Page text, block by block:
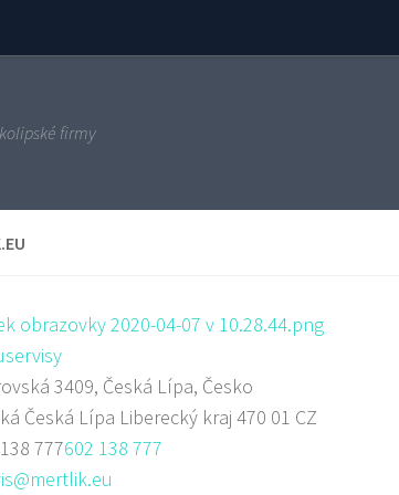
firmy
3409, Česká Lípa, Česko
Česká Lípa Liberecký kraj 470 01 CZ
777602 138 777